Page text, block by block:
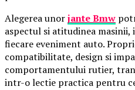
Alegerea unorjante Bmw
aspectul si atitudinea
fiecare eveniment auto.
compatibilitate, design si
comportamentului rutier,
intr-o lectie practica pentru